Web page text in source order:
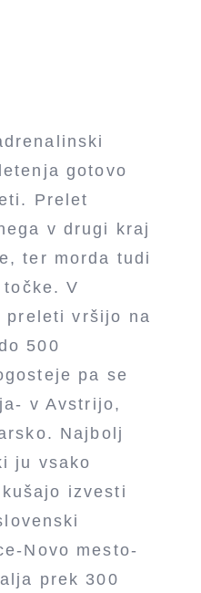
gotovo
Prelet
v drugi kraj
ter morda tudi
V
preleti vršijo na
500
pa se
v Avstrijo,
Najbolj
ju vsako
izvesti
Novo mesto-
prek 300